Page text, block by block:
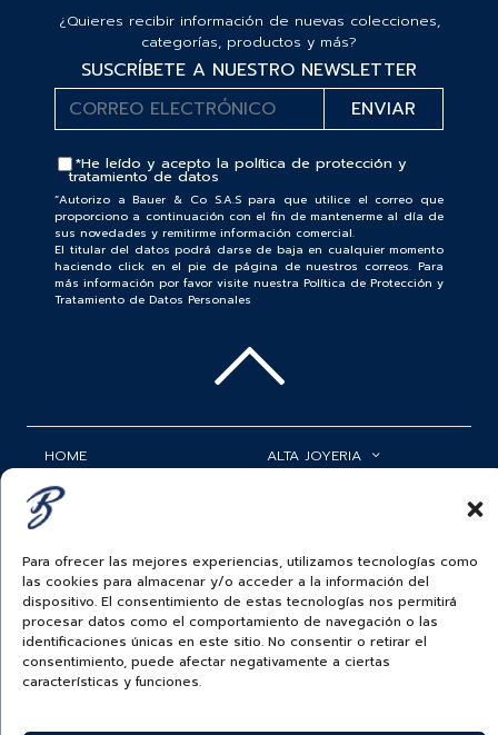
Para ofrecer las mejores experiencias, utilizamos tecnologías como
las cookies para almacenar y/o acceder a la información del
dispositivo. El consentimiento de estas tecnologías nos permitirá
procesar datos como el comportamiento de navegación o las
identificaciones únicas en este sitio. No consentir o retirar el
consentimiento, puede afectar negativamente a ciertas
características y funciones.
¿Quieres recibir información de nuevas colecciones,
categorías, productos y más?
SUSCRÍBETE A NUESTRO NEWSLETTER
*He leído y acepto la política de protección y
tratamiento de datos
“Autorizo a Bauer & Co S.A.S para que utilice el correo que
proporciono a continuación con el fin de mantenerme al día de
sus novedades y remitirme información comercial.
El titular del datos podrá darse de baja en cualquier momento
haciendo click en el pie de página de nuestros correos. Para
más información por favor visite nuestra Política de Protección y
Tratamiento de Datos Personales
HOME
ROLEX
RELOJERÍA
ALTA JOYERIA
BAUER NEWS
SERVICIOS
SIGUENOS EN